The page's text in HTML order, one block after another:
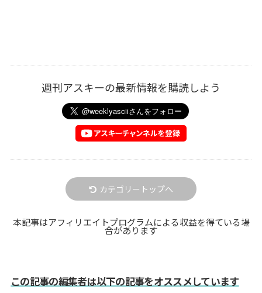
週刊アスキーの最新情報を購読しよう
カテゴリートップへ
本記事はアフィリエイトプログラムによる収益を得ている場
合があります
この記事の編集者は以下の記事をオススメしています